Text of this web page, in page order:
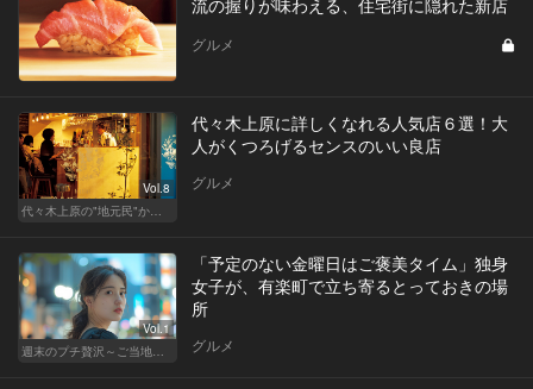
流の握りが味わえる、住宅街に隠れた新店
グルメ
Vol.8
代々木上原の"地元民"から愛される名店
代々木上原に詳しくなれる人気店６選！大
人がくつろげるセンスのいい良店
グルメ
Vol.1
週末のプチ贅沢～ご当地グルメ～
「予定のない金曜日はご褒美タイム」独身
女子が、有楽町で立ち寄るとっておきの場
所
グルメ